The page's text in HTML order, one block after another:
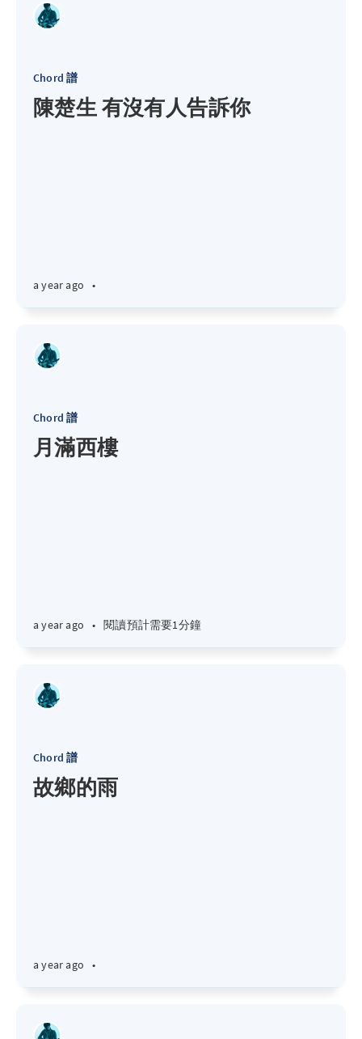
Chord 譜
陳楚生 有沒有人告訴你
a year ago •
Chord 譜
月滿西樓
a year ago • 閱讀預計需要1分鐘
Chord 譜
故鄉的雨
a year ago •